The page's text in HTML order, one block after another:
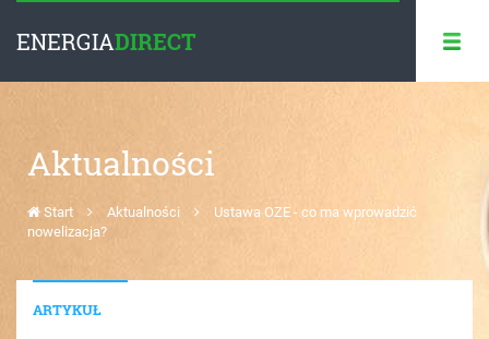
ENERGIADIRECT
Aktualności
Start Aktualności
Ustawa OZE - co ma wprowadzić
nowelizacja?
ARTYKUŁ